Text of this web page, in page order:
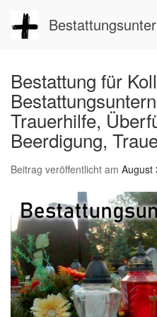
Inhalt
springen
Bestattung für
Trauerhilfe,
Beerdigung,
Beitrag veröffentlicht am August